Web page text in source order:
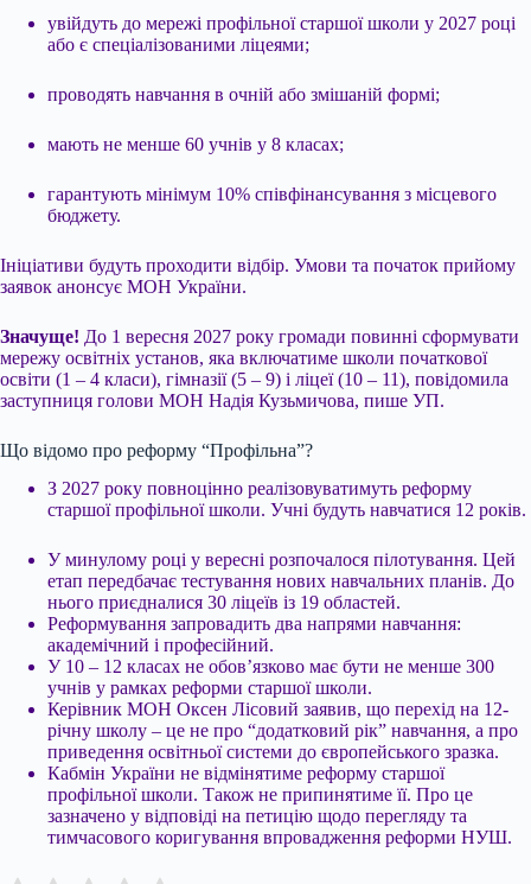
увійдуть до мережі профільної старшої школи у 2027 році
або є спеціалізованими ліцеями;
проводять навчання в очній або змішаній формі;
мають не менше 60 учнів у 8 класах;
гарантують мінімум 10% співфінансування з місцевого
бюджету.
Ініціативи будуть проходити відбір. Умови та початок прийому
заявок анонсує МОН України.
Значуще! До 1 вересня 2027 року громади повинні сформувати
мережу освітніх установ, яка включатиме школи початкової
освіти (1 – 4 класи), гімназії (5 – 9) і ліцеї (10 – 11), повідомила
заступниця голови МОН Надія Кузьмичова, пише УП.
Що відомо про реформу “Профільна”?
З 2027 року повноцінно реалізовуватимуть реформу
старшої профільної школи. Учні будуть навчатися 12 років.
У минулому році у вересні розпочалося пілотування. Цей
етап передбачає тестування нових навчальних планів. До
нього приєдналися 30 ліцеїв із 19 областей.
Реформування запровадить два напрями навчання:
академічний і професійний.
У 10 – 12 класах не обов’язково має бути не менше 300
учнів у рамках реформи старшої школи.
Керівник МОН Оксен Лісовий заявив, що перехід на 12-
річну школу – це не про “додатковий рік” навчання, а про
приведення освітньої системи до європейського зразка.
Кабмін України не відмінятиме реформу старшої
профільної школи. Також не припинятиме її. Про це
зазначено у відповіді на петицію щодо перегляду та
тимчасового коригування впровадження реформи НУШ.